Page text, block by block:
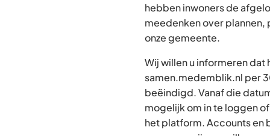
hebben inwoners de
meedenken over
onze gemeente.
Wij willen u informeren dat
samen.medemblik.nl per
beëindigd. Vanaf die
mogelijk om in te loggen
het platform. Accounts en